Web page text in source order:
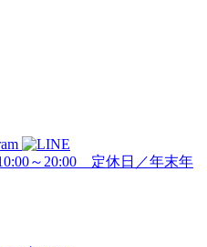
～20:00 定休日／年末年